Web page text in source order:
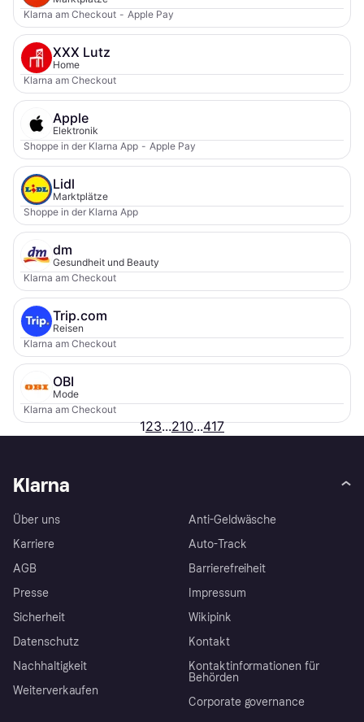
Klarna am Checkout - Apple Pay
XXX Lutz
Home
Klarna am Checkout
Apple
Elektronik
Shoppe in der Klarna App - Apple Pay
Lidl
Marktplätze
Shoppe in der Klarna App
dm
Gesundheit und Beauty
Klarna am Checkout
Trip.com
Reisen
Klarna am Checkout
OBI
Mode
Klarna am Checkout
123...210...417
Klarna
Über uns
Karriere
AGB
Presse
Sicherheit
Datenschutz
Nachhaltigkeit
Weiterverkaufen
Anti-Geldwäsche
Auto-Track
Barrierefreiheit
Impressum
Wikipink
Kontakt
Kontaktinformationen für
Behörden
Corporate governance